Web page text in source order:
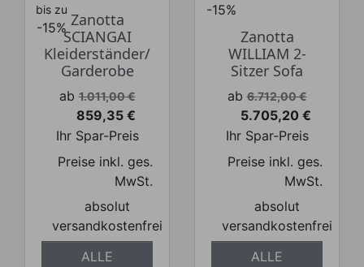
bis zu
-15% Zanotta
SCIANGAI
Kleiderständer/
Garderobe
Verkaufspreis
ab 1.011,00 €
Preis
859,35 €
Ihr Spar-Preis
Preise inkl. ges.
MwSt.
absolut
versandkostenfrei
ALLE
-15%
Zanotta
WILLIAM 2-
Sitzer Sofa
Verkaufspreis
ab 6.712,00 €
Preis
5.705,20 €
Ihr Spar-Preis
Preise inkl. ges.
MwSt.
absolut
versandkostenfrei
ALLE